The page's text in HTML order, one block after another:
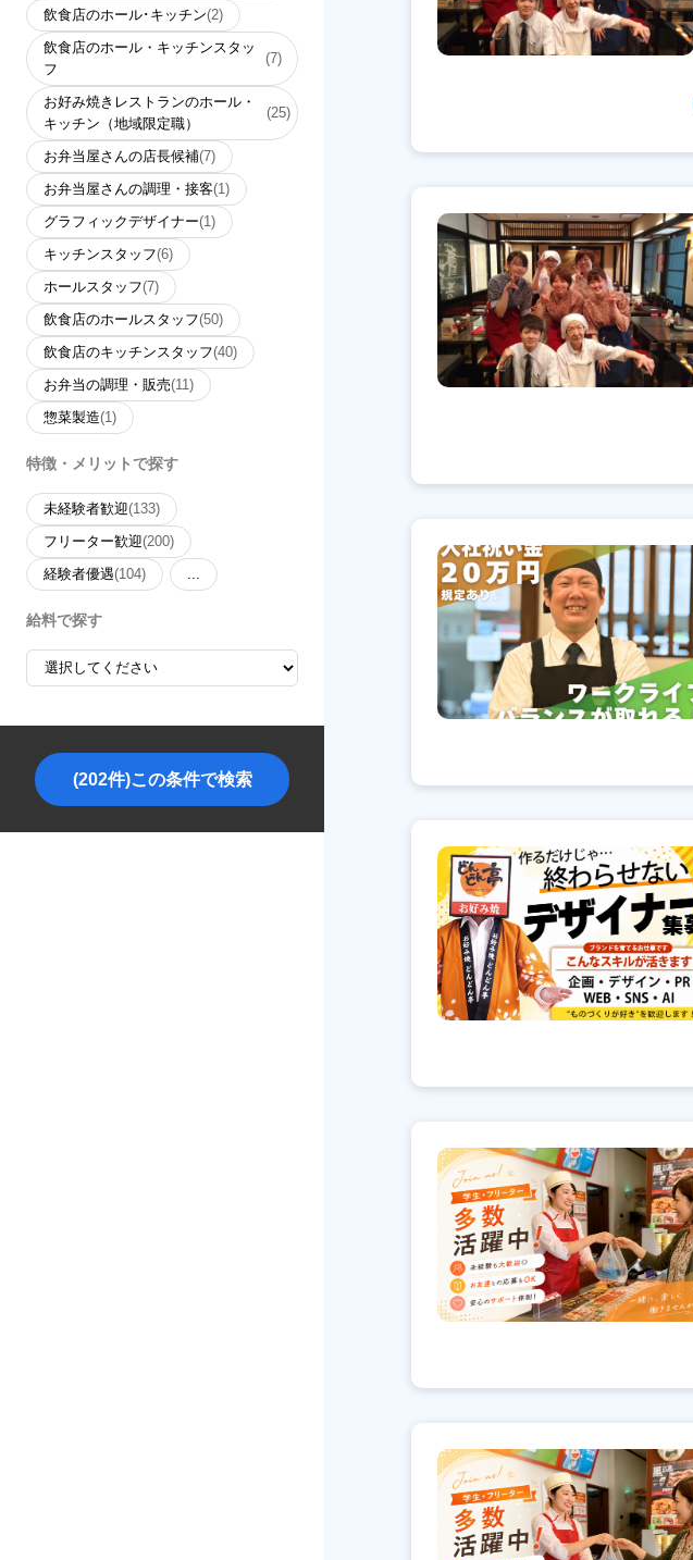
飲食店のホール･キッチン(2)
飲食店のホール・キッチンスタッ
フ
(7)
お好み焼きレストランのホール・
キッチン（地域限定職）
(25)
お弁当屋さんの店長候補(7)
お弁当屋さんの調理・接客(1)
グラフィックデザイナー(1)
キッチンスタッフ(6)
ホールスタッフ(7)
飲食店のホールスタッフ(50)
飲食店のキッチンスタッフ(40)
お弁当の調理・販売(11)
惣菜製造(1)
特徴・メリットで探す
未経験者歓迎(133)
フリーター歓迎(200)
経験者優遇(104) ...
給料で探す
(202件)この条件で検索